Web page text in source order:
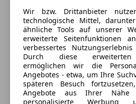
Drehzahlmesser
Temperaturanzeige
Tageskilometerzähler
Tankanzeige
Armatuerntafel mit 4
Heckscheibenheizung
Sportlenkrad Leder
Zentralverriegelung
Sternebewertung 5 von 5
(99% Weiterempfehlungen)
Anbieter auf AutoScout24 seit 2014
Nach Vereinbarung
Geschlossen
Öffnet um 8:30
Burgenlandstraße 8 a,
6020 Innsbruck, AT
Wir bzw. Drittanbieter
technologische Mittel,
ähnliche Tools auf unserer
erweiterte Seitenfunktionen
verbessertes
Durch diese erweiterten
ermöglichen wir die
Angebotes - etwa, um Ihre
späteren Besuch
Angebote aus Ihrer Nähe
personalisierte Werbung